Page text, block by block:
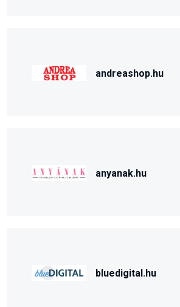
andreashop.hu
anyanak.hu
bluedigital.hu